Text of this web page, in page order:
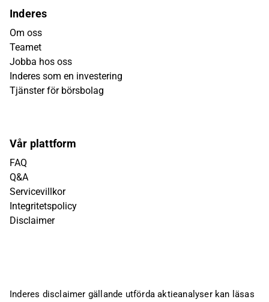
Inderes
Om oss
Teamet
Jobba hos oss
Inderes som en investering
Tjänster för börsbolag
Vår plattform
FAQ
Q&A
Servicevillkor
Integritetspolicy
Disclaimer
Inderes disclaimer gällande utförda aktieanalyser kan läsas